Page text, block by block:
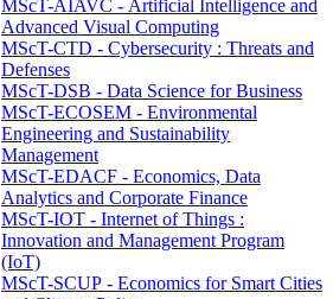
MScT-AIAVC - Artificial Intelligence and
Advanced Visual Computing
MScT-CTD - Cybersecurity : Threats and
Defenses
MScT-DSB - Data Science for Business
MScT-ECOSEM - Environmental
Engineering and Sustainability
Management
MScT-EDACF - Economics, Data
Analytics and Corporate Finance
MScT-IOT - Internet of Things :
Innovation and Management Program
(IoT)
MScT-SCUP - Economics for Smart Cities